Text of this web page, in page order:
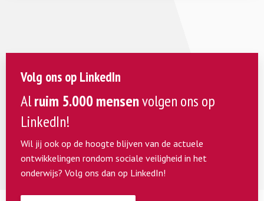
Volg ons op LinkedIn
Alruim 5.000 mensenvolgen ons op
LinkedIn!
Wil jij ook op de hoogte blijven van de actuele
ontwikkelingen rondom sociale veiligheid in het
onderwijs? Volg ons dan op LinkedIn!